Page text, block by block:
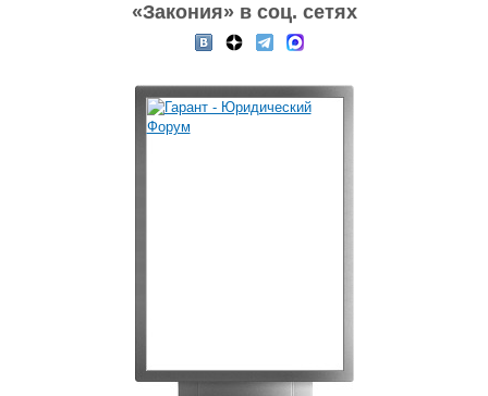
«Закония» в соц. сетях